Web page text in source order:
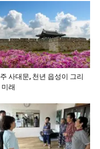
사대문, 천년 읍성이 그리
미래